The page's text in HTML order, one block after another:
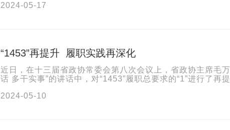
2024-05-17
“1453”再提升 履职实践再深化
近日，在十三届省政协常委会第八次会议上，省政协主席毛
话 多干实事”的讲话中，对“1453”履职总要求的“1”进行了再
2024-05-10